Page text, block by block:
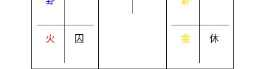
火 囚 金 休